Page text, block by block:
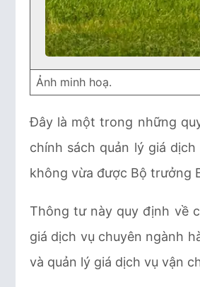
Ảnh minh hoạ.
Đây là một trong những
chính sách quản lý giá
không vừa được Bộ trưởng
Thông tư này quy định về
giá dịch vụ chuyên ngành
và quản lý giá dịch vụ vận